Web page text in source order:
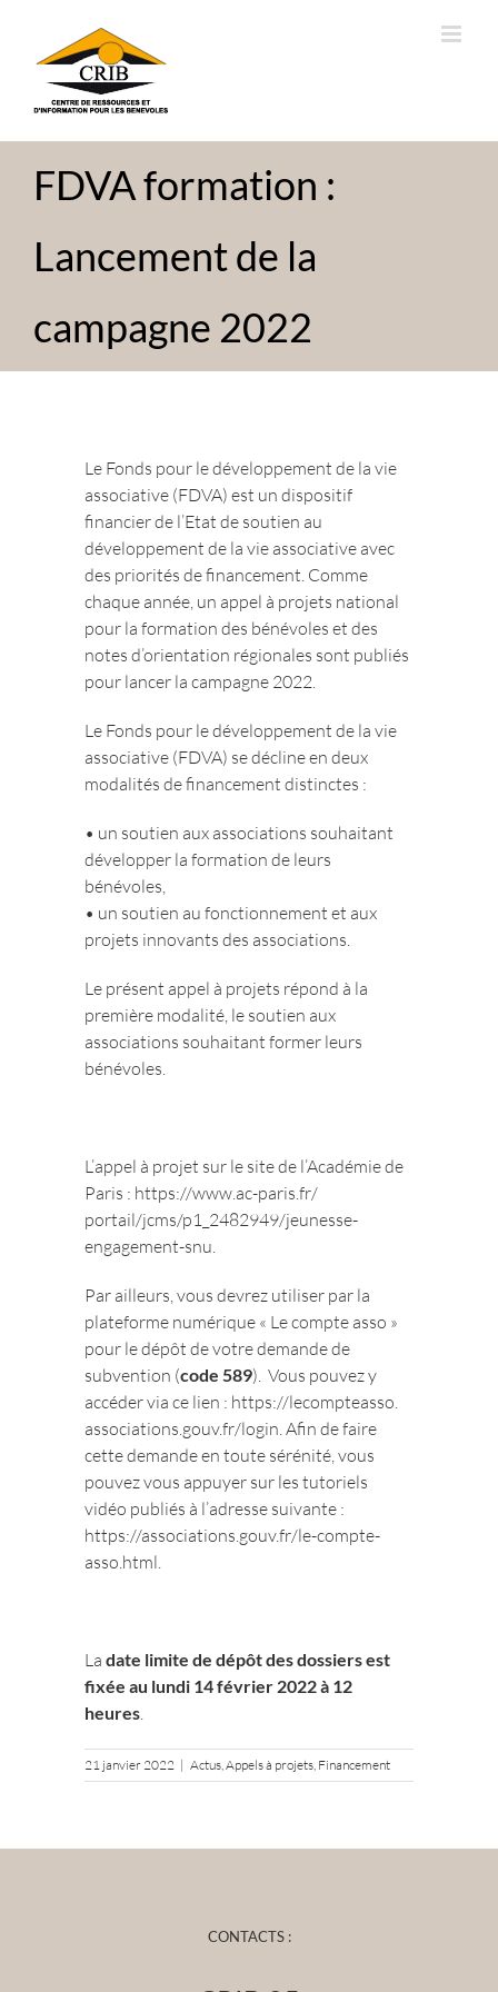
contenu
FDVA formation :
Lancement de la
campagne 2022
Le Fonds pour le développement de la vie
associative (FDVA) est un dispositif
financier de l’Etat de soutien au
développement de la vie associative avec
des priorités de financement. Comme
chaque année, un appel à projets national
pour la formation des bénévoles et des
notes d’orientation régionales sont publiés
pour lancer la campagne 2022.
Le Fonds pour le développement de la vie
associative (FDVA) se décline en deux
modalités de financement distinctes :
• un soutien aux associations souhaitant
développer la formation de leurs
bénévoles,
• un soutien au fonctionnement et aux
projets innovants des associations.
Le présent appel à projets répond à la
première modalité, le soutien aux
associations souhaitant former leurs
bénévoles.
L’appel à projet sur le site de l’Académie de
Paris : https://www.ac-paris.fr/
portail/jcms/p1_2482949/jeunesse-
engagement-snu.
Par ailleurs, vous devrez utiliser par la
plateforme numérique « Le compte asso »
pour le dépôt de votre demande de
subvention (code 589). Vous pouvez y
accéder via ce lien : https://lecompteasso.
associations.gouv.fr/login. Afin de faire
cette demande en toute sérénité, vous
pouvez vous appuyer sur les tutoriels
vidéo publiés à l’adresse suivante :
https://associations.gouv.fr/le-compte-
asso.html.
Ladate limite de dépôt des dossiers est
fixée au lundi 14 février 2022 à 12
heures.
21 janvier 2022 | Actus,Appels à projets, Financement
CONTACTS :